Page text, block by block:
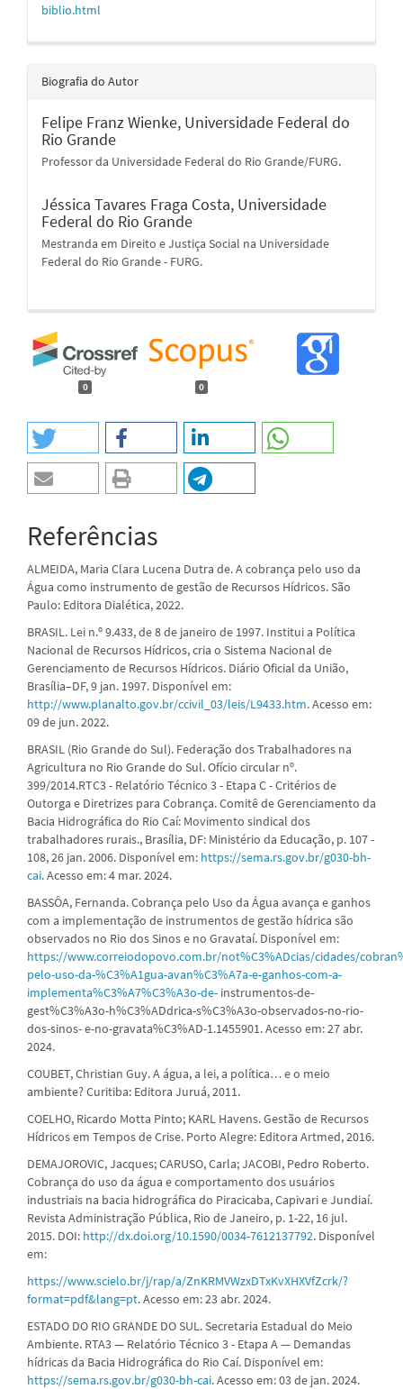
biblio.html
Biografia do Autor
Felipe Franz Wienke, Universidade Federal do
Rio Grande
Professor da Universidade Federal do Rio Grande/FURG.
Jéssica Tavares Fraga Costa, Universidade
Federal do Rio Grande
Mestranda em Direito e Justiça Social na Universidade
Federal do Rio Grande - FURG.
0 0
Referências
ALMEIDA, Maria Clara Lucena Dutra de. A cobrança pelo uso da
Água como instrumento de gestão de Recursos Hídricos. São
Paulo: Editora Dialética, 2022.
BRASIL. Lei n.º 9.433, de 8 de janeiro de 1997. Institui a Política
Nacional de Recursos Hídricos, cria o Sistema Nacional de
Gerenciamento de Recursos Hídricos. Diário Oficial da União,
Brasília–DF, 9 jan. 1997. Disponível em:
http://www.planalto.gov.br/ccivil_03/leis/L9433.htm. Acesso em:
09 de jun. 2022.
BRASIL (Rio Grande do Sul). Federação dos Trabalhadores na
Agricultura no Rio Grande do Sul. Ofício circular nº.
399/2014.RTC3 - Relatório Técnico 3 - Etapa C - Critérios de
Outorga e Diretrizes para Cobrança. Comitê de Gerenciamento da
Bacia Hidrográfica do Rio Caí: Movimento sindical dos
trabalhadores rurais., Brasília, DF: Ministério da Educação, p. 107 -
108, 26 jan. 2006. Disponível em: https://sema.rs.gov.br/g030-bh-
cai. Acesso em: 4 mar. 2024.
BASSÔA, Fernanda. Cobrança pelo Uso da Água avança e ganhos
com a implementação de instrumentos de gestão hídrica são
observados no Rio dos Sinos e no Gravataí. Disponível em:
https://www.correiodopovo.com.br/not%C3%ADcias/cidades/
pelo-uso-da-%C3%A1gua-avan%C3%A7a-e-ganhos-com-a-
implementa%C3%A7%C3%A3o-de- instrumentos-de-
gest%C3%A3o-h%C3%ADdrica-s%C3%A3o-observados-no-rio-
dos-sinos- e-no-gravata%C3%AD-1.1455901. Acesso em: 27 abr.
2024.
COUBET, Christian Guy. A água, a lei, a política… e o meio
ambiente? Curitiba: Editora Juruá, 2011.
COELHO, Ricardo Motta Pinto; KARL Havens. Gestão de Recursos
Hídricos em Tempos de Crise. Porto Alegre: Editora Artmed, 2016.
DEMAJOROVIC, Jacques; CARUSO, Carla; JACOBI, Pedro Roberto.
Cobrança do uso da água e comportamento dos usuários
industriais na bacia hidrográfica do Piracicaba, Capivari e Jundiaí.
Revista Administração Pública, Rio de Janeiro, p. 1-22, 16 jul.
2015. DOI: http://dx.doi.org/10.1590/0034-7612137792. Disponível
em:
https://www.scielo.br/j/rap/a/ZnKRMVWzxDTxKvXHXVfZcrk/?
format=pdf&lang=pt. Acesso em: 23 abr. 2024.
ESTADO DO RIO GRANDE DO SUL. Secretaria Estadual do Meio
Ambiente. RTA3 — Relatório Técnico 3 - Etapa A — Demandas
hídricas da Bacia Hidrográfica do Rio Caí. Disponível em:
https://sema.rs.gov.br/g030-bh-cai. Acesso em: 03 de jan. 2024.